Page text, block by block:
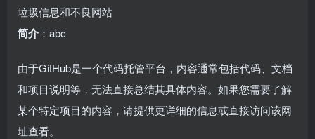
垃圾信息和不良网站
简介 ：abc
由于GitHub是一个代码托管平台，内容通常包括代码、文档
和项目说明等，无法直接总结其具体内容。如果您需要了解
某个特定项目的内容，请提供更详细的信息或直接访问该网
址查看。